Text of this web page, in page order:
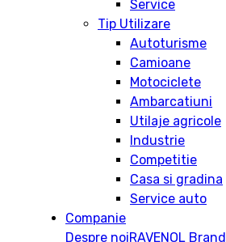
Service
Tip Utilizare
Autoturisme
Camioane
Motociclete
Ambarcatiuni
Utilaje agricole
Industrie
Competitie
Casa si gradina
Service auto
Companie
Despre noiRAVENOL Brand